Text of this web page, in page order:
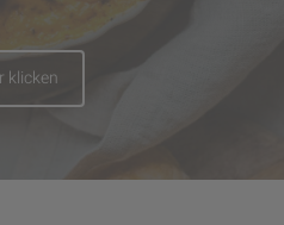
klicken